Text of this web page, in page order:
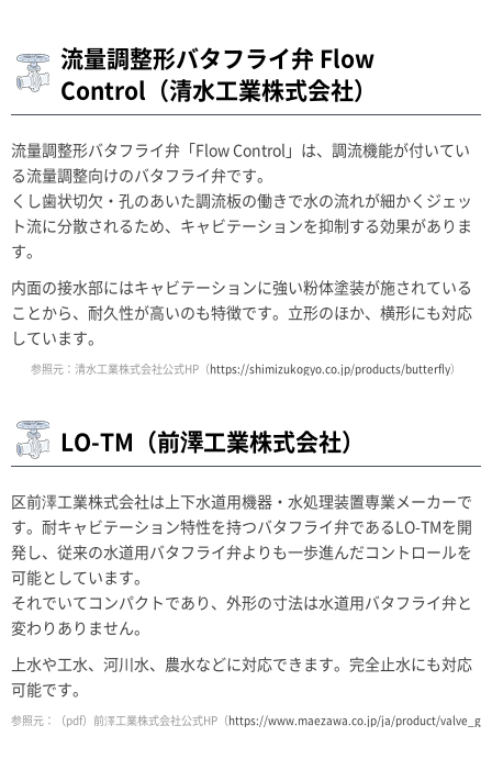
流量調整形バタフライ弁 Flow
Control（清水工業株式会社）
流量調整形バタフライ弁「Flow Control」は、調流機能が付いてい
る流量調整向けのバタフライ弁です。
くし歯状切欠・孔のあいた調流板の働きで水の流れが細かくジェッ
ト流に分散されるため、キャビテーションを抑制する効果がありま
す。
内面の接水部にはキャビテーションに強い粉体塗装が施されている
ことから、耐久性が高いのも特徴です。立形のほか、横形にも対応
しています。
参照元：清水工業株式会社公式HP（https://shimizukogyo.co.jp/products/butterfly）
LO-TM（前澤工業株式会社）
区前澤工業株式会社は上下水道用機器・水処理装置専業メーカーで
す。耐キャビテーション特性を持つバタフライ弁であるLO-TMを開
発し、従来の水道用バタフライ弁よりも一歩進んだコントロールを
可能としています。
それでいてコンパクトであり、外形の寸法は水道用バタフライ弁と
変わりありません。
上水や工水、河川水、農水などに対応できます。完全止水にも対応
可能です。
参照元：（pdf）前澤工業株式会社公式HP（https://www.maezawa.co.jp/ja/product/